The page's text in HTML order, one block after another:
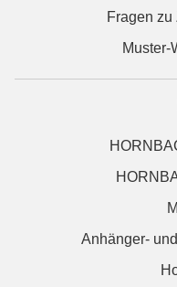
Fragen
Muster-
Anhänger-